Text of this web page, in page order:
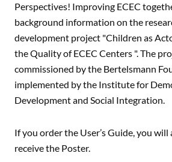
Perspectives! Improving ECEC
background information on the
development project "Children as
the Quality of ECEC Centers ". The
commissioned by the Bertelsmann
implemented by the Institute for
Development and Social Integration.
If you order the User’s Guide, you
receive the Poster.